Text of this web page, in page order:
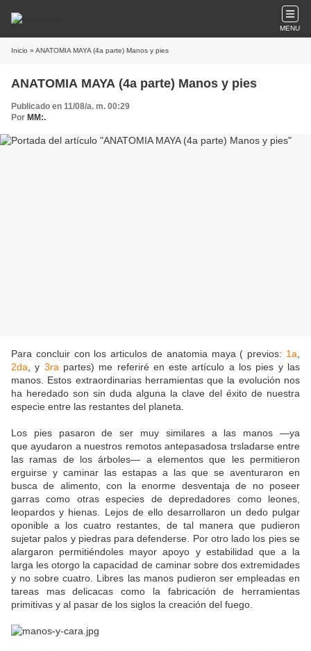
MENU
Inicio » ANATOMIA MAYA (4a parte) Manos y pies
ANATOMIA MAYA (4a parte) Manos y pies
Publicado en 11/08/a. m. 00:29
Por MM:.
Para concluir con los articulos de anatomia maya ( previos: 1a
2da , y 3ra partes) me referiré en este artículo a los pies y las
manos. Estos extraordinarias herramientas que la evolución nos
ha heredado son sin duda alguna la clave del éxito de nuestra
especie entre las restantes del planeta.
Los pies pasaron de ser muy similares a las manos —ya
que ayudaron a nuestros remotos antepasadosa trsladarse entre
las ramas de los árboles— a elementos que les permitieron
erguirse y caminar las estapas a las que se aventuraron en
busca de alimento, con la enorme desventaja de no poseer
garras como otras especies de depredadores como leones,
leopardos y hienas. Lejos de ello desarrollaron un dedo pulgar
oponible a los cuatro restantes, de tal manera que pudieron
sujetar palos y piedras para defenderse. Por otro lado los pies se
alargaron permitiéndoles mayor apoyo y estabilidad que a la
larga les otorgo la capacidad de caminar sobre dos extremidades
y no sobre cuatro. Libres las manos pudieron ser empleadas en
tareas mas delicacas como la fabricación de herramientas
primitivas y al pasar de los siglos la creación del fuego.